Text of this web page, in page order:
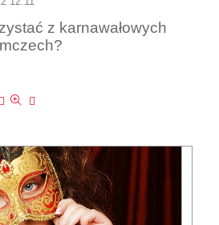
z karnawałowych